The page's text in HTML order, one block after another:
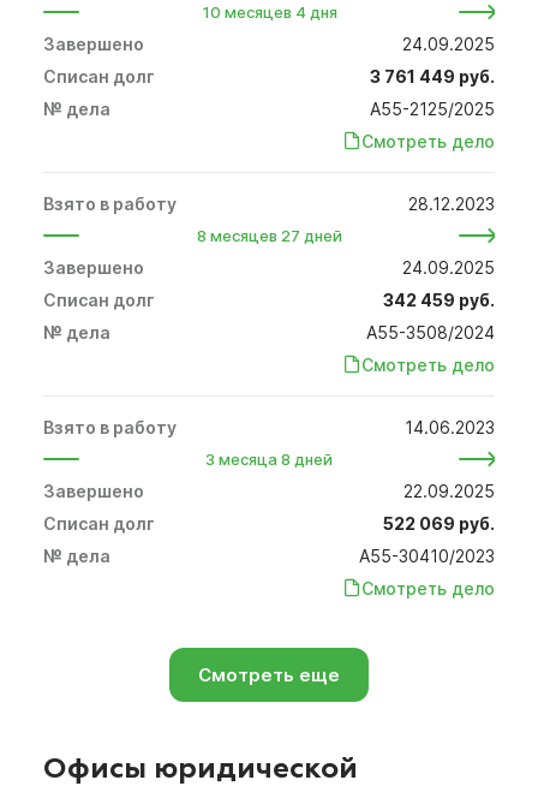
10 месяцев 4 дня
24.09.2025
3 761 449 руб.
А55-2125/2025
Смотреть дело
28.12.2023
8 месяцев 27 дней
24.09.2025
342 459 руб.
А55-3508/2024
Смотреть дело
14.06.2023
3 месяца 8 дней
22.09.2025
522 069 руб.
А55-30410/2023
Смотреть дело
Смотреть еще
Офисы юридической